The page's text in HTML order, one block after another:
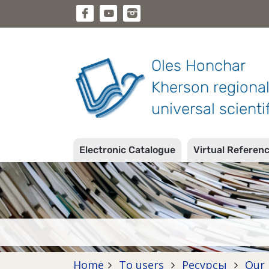
Oles Honchar
Kherson regional
universal
Electronic Catalogue Virtual
Home To users Ресурсы Our